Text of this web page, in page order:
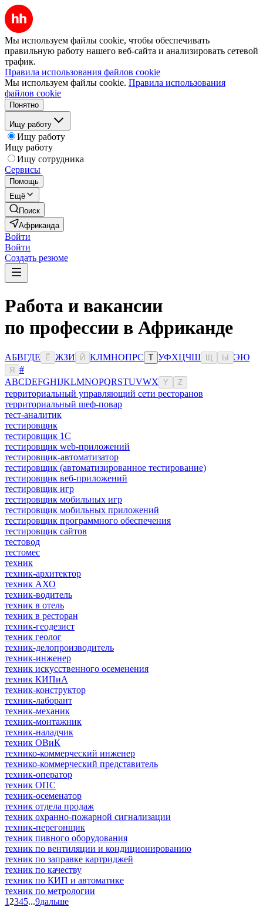
Мы используем файлы cookie, чтобы обеспечивать
правильную работу нашего веб-сайта и анализировать сетевой
трафик.
Правила использования файлов cookie
Мы используем файлы cookie. Правила использования
файлов cookie
Понятно
Ищу работу
Ищу работу
Ищу работу
Ищу сотрудника
Сервисы
Помощь
Ещё
Поиск
Африканда
Войти
Войти
Создать резюме
Работа и вакансии
по профессии в Африканде
АБВГДЕ Ё ЖЗИ Й КЛМНОПРС Т УФХЦЧШ Ы ЭЮ
Я
#
ABCDEFGHIJKLMNOPQRSTUVWX Y Z
территориальный управляющий сети ресторанов
территориальный шеф-повар
тест-аналитик
тестировщик
тестировщик 1С
тестировщик web-приложений
тестировщик-автоматизатор
тестировщик (автоматизированное тестирование)
тестировщик веб-приложений
тестировщик игр
тестировщик мобильных игр
тестировщик мобильных приложений
тестировщик программного обеспечения
тестировщик сайтов
тестовод
тестомес
техник
техник-архитектор
техник АХО
техник-водитель
техник в отель
техник в ресторан
техник-геодезист
техник геолог
техник-делопроизводитель
техник-инженер
техник искусственного осеменения
техник КИПиА
техник-конструктор
техник-лаборант
техник-механик
техник-монтажник
техник-наладчик
техник ОВиК
технико-коммерческий инженер
технико-коммерческий представитель
техник-оператор
техник ОПС
техник-осеменатор
техник отдела продаж
техник охранно-пожарной сигнализации
техник-перегонщик
техник пивного оборудования
техник по вентиляции и кондиционированию
техник по заправке картриджей
техник по качеству
техник по КИП и автоматике
техник по метрологии
1 2345...9дальше